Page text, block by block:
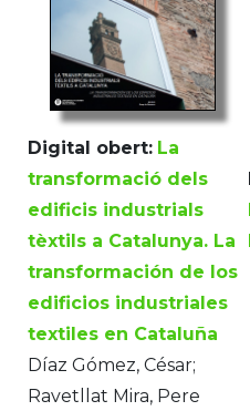
Digital obert: La
transformació dels
edificis industrials
tèxtils a Catalunya. La
transformación de los
edificios industriales
textiles en Cataluña
Díaz Gómez, César;
Ravetllat Mira, Pere